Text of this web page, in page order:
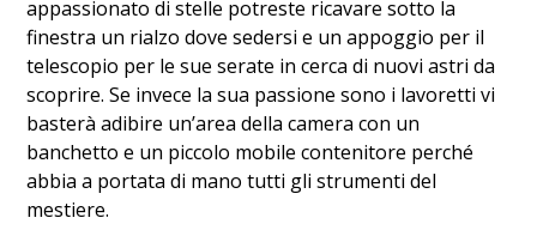
appassionato di stelle potreste ricavare sotto la
finestra un rialzo dove sedersi e un appoggio per il
telescopio per le sue serate in cerca di nuovi astri da
scoprire. Se invece la sua passione sono i lavoretti vi
basterà adibire un’area della camera con un
banchetto e un piccolo mobile contenitore perché
abbia a portata di mano tutti gli strumenti del
mestiere.